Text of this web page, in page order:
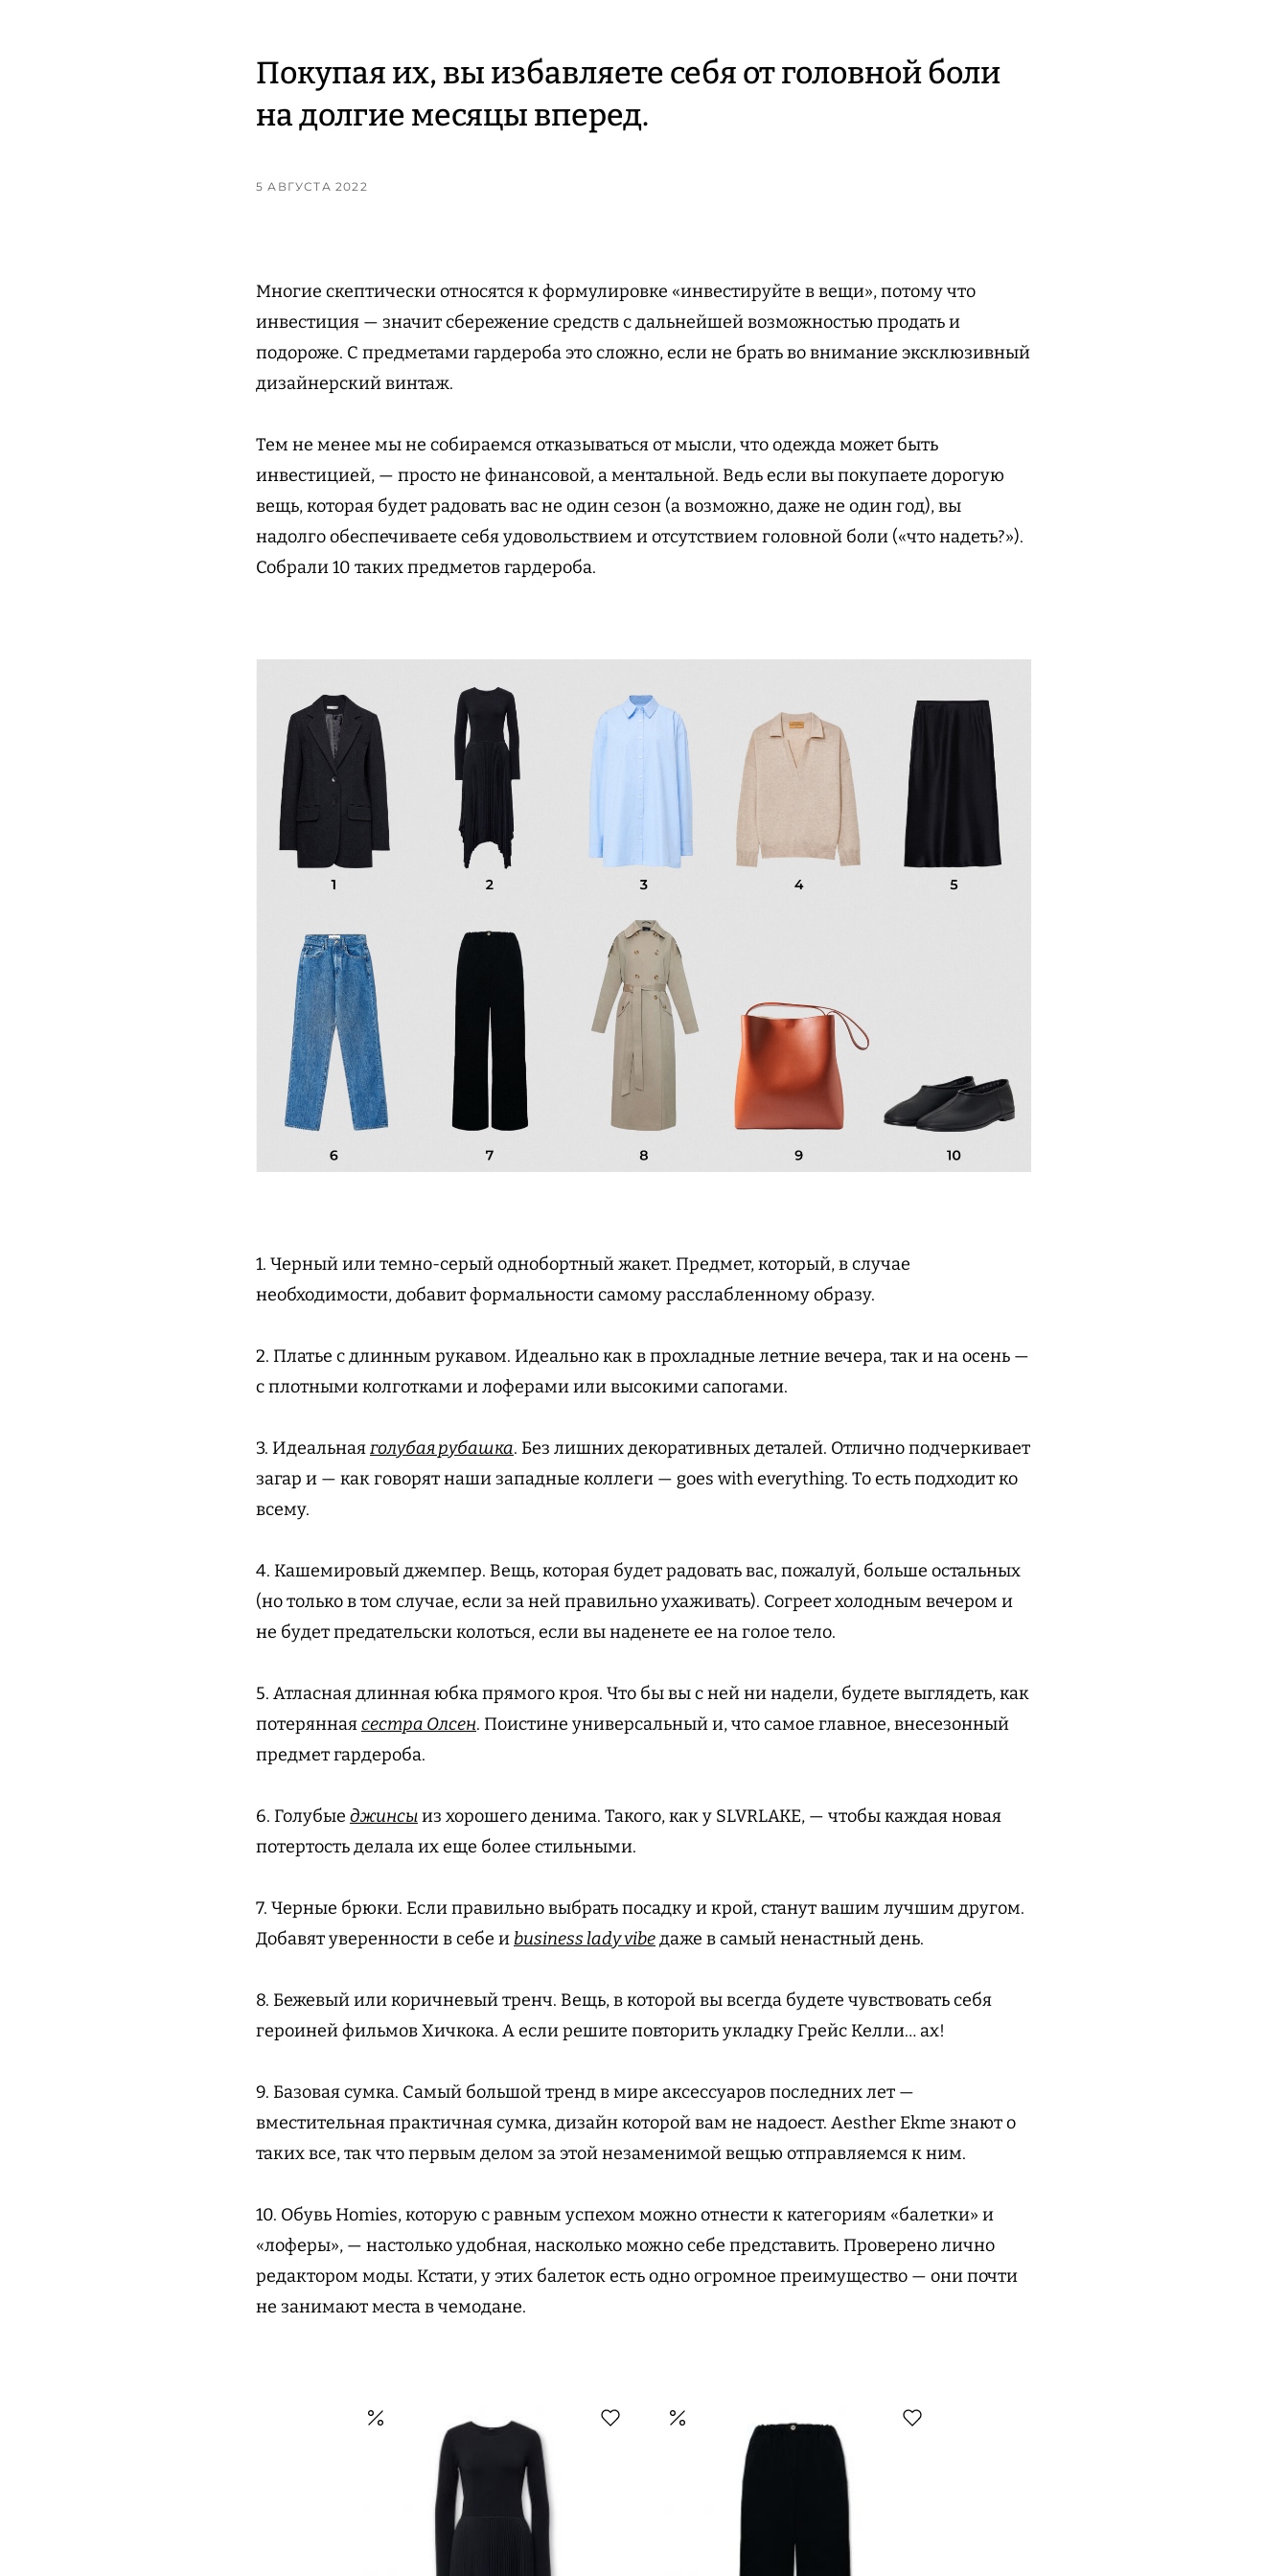
Покупая их, вы избавляете себя от головной боли
на долгие месяцы вперед.
5 АВГУСТА 2022
Многие скептически относятся к формулировке «инвестируйте в вещи», потому что
инвестиция — значит сбережение средств с дальнейшей возможностью продать и
подороже. С предметами гардероба это сложно, если не брать во внимание эксклюзивный
дизайнерский винтаж.
Тем не менее мы не собираемся отказываться от мысли, что одежда может быть
инвестицией, — просто не финансовой, а ментальной. Ведь если вы покупаете дорогую
вещь, которая будет радовать вас не один сезон (а возможно, даже не один год), вы
надолго обеспечиваете себя удовольствием и отсутствием головной боли («что надеть?»).
Собрали 10 таких предметов гардероба.
1. Черный или темно-серый однобортный жакет. Предмет, который, в случае
необходимости, добавит формальности самому расслабленному образу.
2. Платье с длинным рукавом. Идеально как в прохладные летние вечера, так и на осень —
с плотными колготками и лоферами или высокими сапогами.
3. Идеальнаяголубая рубашка. Без лишних декоративных деталей. Отлично подчеркивает
загар и — как говорят наши западные коллеги — goes with everything. То есть подходит ко
всему.
4. Кашемировый джемпер. Вещь, которая будет радовать вас, пожалуй, больше остальных
(но только в том случае, если за ней правильно ухаживать). Согреет холодным вечером и
не будет предательски колоться, если вы наденете ее на голое тело.
5. Атласная длинная юбка прямого кроя. Что бы вы с ней ни надели, будете выглядеть, как
потеряннаясестра Олсен. Поистине универсальный и, что самое главное, внесезонный
предмет гардероба.
6. Голубые джинсыиз хорошего денима. Такого, как у SLVRLAKE, — чтобы каждая новая
потертость делала их еще более стильными.
7. Черные брюки. Если правильно выбрать посадку и крой, станут вашим лучшим другом.
Добавят уверенности в себе и business lady vibeдаже в самый ненастный день.
8. Бежевый или коричневый тренч. Вещь, в которой вы всегда будете чувствовать себя
героиней фильмов Хичкока. А если решите повторить укладку Грейс Келли… ах!
9. Базовая сумка. Самый большой тренд в мире аксессуаров последних лет —
вместительная практичная сумка, дизайн которой вам не надоест. Aesther Ekme знают о
таких все, так что первым делом за этой незаменимой вещью отправляемся к ним.
10. Обувь Homies, которую с равным успехом можно отнести к категориям «балетки» и
«лоферы», — настолько удобная, насколько можно себе представить. Проверено лично
редактором моды. Кстати, у этих балеток есть одно огромное преимущество — они почти
не занимают места в чемодане.